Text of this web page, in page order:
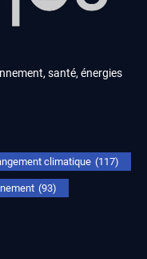
santé, énergies
climatique (117)
(93)